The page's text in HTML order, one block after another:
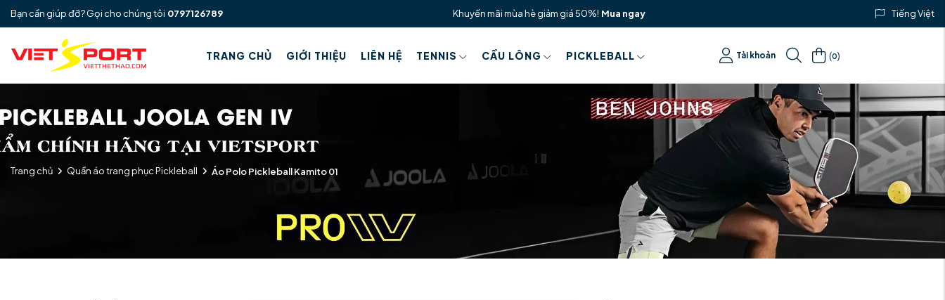
Bạn cần giúp đỡ? Gọi cho chúng tôi 0797126789 Khuyến mãi mùa hè giảm giá 50%! Mua ngay Tiếng Việt
TRANG CHỦ GIỚI THIỆU LIÊN HỆ TENNIS CẦU LÔNG PICKLEBALL Tài khoản (0)
Trang chủ Quần áo trang phục Pickleball Áo Polo Pickleball Kamito 01